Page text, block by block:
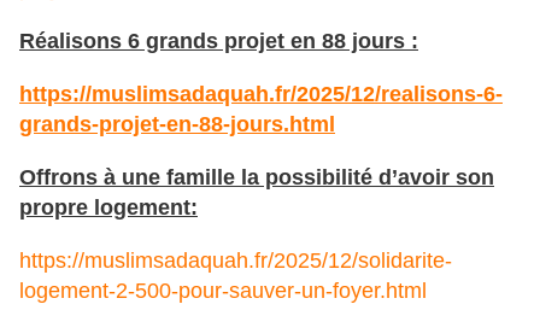
Réalisons 6 grands projet en 88 jours :
https://muslimsadaquah.fr/2025/12/realisons-6-
grands-projet-en-88-jours.html
Offrons à une famille la possibilité d’avoir son
propre logement:
https://muslimsadaquah.fr/2025/12/solidarite-
logement-2-500-pour-sauver-un-foyer.html